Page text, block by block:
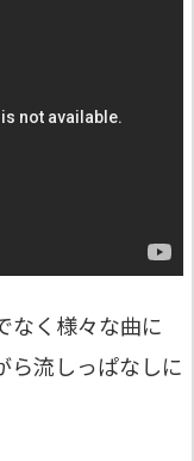
なく様々な曲に
ら流しっぱなしに